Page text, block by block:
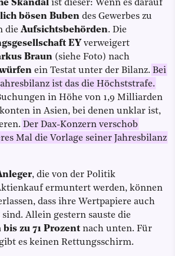
Skandal ist dieser: Wenn es darauf
bösen Buben des Gewerbes zu
die Aufsichtsbehörden. Die
EY verweigert
Braun (siehe Foto) nach
ein Testat unter der Bilanz. Bei
ist das die Höchststrafe.
in Höhe von 1,9 Milliarden
in Asien, bei denen unklar ist,
Der Dax-Konzern verschob
Mal die Vorlage seiner Jahresbilanz
, die von der Politik
ermuntert werden, können
dass ihre Wertpapiere auch
Allein gestern sauste die
bis zu 71 Prozent nach unten. Für
es keinen Rettungsschirm.